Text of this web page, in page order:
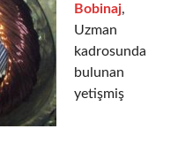
Bobinaj,
Uzman
kadrosunda
bulunan
yetişmiş